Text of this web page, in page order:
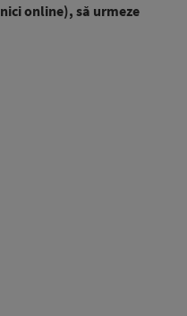
online), să urmeze